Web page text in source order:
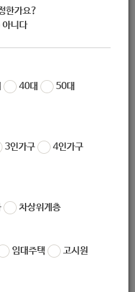
한가요?
아니다
40대
50대
3인가구
4인가구
차상위계층
임대주택
고시원